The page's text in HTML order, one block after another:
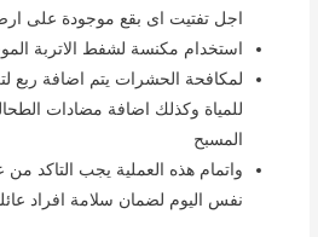
اجل تفتيت اى بقع موجودة على
استخدام مكنسة لشفط الاتربة
لمكافحة الحشرات يتم اضافة ربع
للمياة وكذلك اضافة مضادات
المسبح
واتمام هذه العملية يجب التاكد
نفس اليوم لضمان سلامة افراد